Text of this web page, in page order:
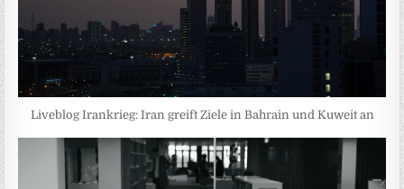
Liveblog Irankrieg: Iran greift Ziele in Bahrain und Kuweit an